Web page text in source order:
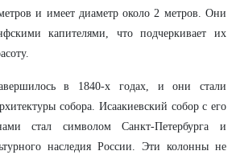
и имеет диаметр около 2 метров. Они
капителями, что подчеркивает их
в 1840-х годах, и они стали
собора. Исаакиевский собор с его
стал символом Санкт-Петербурга и
наследия России. Эти колонны не